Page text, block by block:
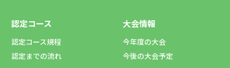
認定コース
認定コース規程
認定までの流れ
大会情報
今年度の大会
今後の大会予定